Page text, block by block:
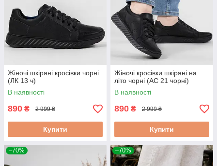
Жіночі шкіряні кросівки чорні
(ЛК 13 ч)
В наявності
890 ₴ 2 999 ₴
Купити
Жіночі кросівки шкіряні на
літо чорні (АС 21 чорні)
В наявності
890 ₴ 2 999 ₴
Купити
–70% –70%